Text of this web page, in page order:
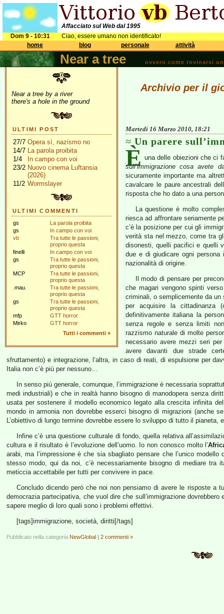
Affacciato sul Web dal 1995
Dom 9 - 10:31
Ciao, essere umano non identificato!
home
blog personale attività
Near a tree ovvero come rovinarsi
Near a tree by a river
there's a hole in the ground
ULTIMI POST
27/7 Opera sì, nazismo no
14/7 La parola proibita
1/4
In campo con voi
23/2 Nuovo cinema Luftansia
(2026)
11/2 Wormslayer
ULTIMI COMMENTI
gs
La parola proibita
gs
In campo con voi
vb
Tra tutte le passioni,
proprio questa
finelli
In campo con voi
gs
Tra tutte le passioni,
proprio questa
MCP
Tra tutte le passioni,
proprio questa
.mau.
Tra tutte le passioni,
proprio questa
gs
Tra tutte le passioni,
proprio questa
mfp
GTT horror
Mirko
GTT horror
Tutti i commenti »
Archivio per il
Martedì 16 Marzo 2010, 18:21
Un parere
È una delle obiezioni che ci
sull’immigrazione cosa avete
sicuramente importante ma
cavalcare le paure ancestrali
risposta che ho dato a una
La questione è molto
riesca ad affrontare seriamente
c’è la posizione per cui gli
verità sta nel mezzo, come tra
disonesti, quelli pacifici e quelli
due e di giudicare ogni
nazionalità di origine.
Il modo di pensare per
che magari vengono spinti
criminali, o semplicemente da
per acquisire la cittadinanza
definitivamente italiana la
senza regole e senza limiti
razzismo naturale di molte
necessario avere mezzi seri
avere davanti due strade
sfruttamento) e integrazione, l’altra, in caso di reati, di espulsione per
Italia non c’è più per nessuno…
In senso più generale, comunque, l’immigrazione è necessaria
medi industriali) e che in realtà hanno bisogno di manodopera senza
usata per sostenere il modello economico legato alla crescita infinita
mondo in armonia non dovrebbe esserci bisogno di migrazioni (anche
L’obiettivo di lungo termine dovrebbe essere lo sviluppo di tutto il
Infine c’è una questione culturale di fondo, quella relativa
cultura e il risultato è l’evoluzione dell’uomo. Io non conosco molto l’
arabi, ma l’impressione è che sia sbagliato pensare che l’unico
stesso modo, qui da noi, c’è necessariamente bisogno di mediare tra
meticcia accettabile per tutti per convivere in pace.
Concludo dicendo però che noi non pensiamo di avere le risposte a
democrazia partecipativa, che vuol dire che sull’immigrazione
sapere meglio di loro quali sono i problemi effettivi.
[tags]immigrazione, società, diritti[/tags]
Pubblicato nella categoria NewGlobal | 2 commenti »